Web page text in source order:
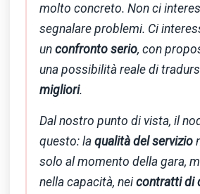
molto concreto. Non ci
segnalare problemi. Ci
un confronto serio, con
una possibilità reale di
migliori.
Dal nostro punto di vista, il
questo: la qualità del servizio
solo al momento della gara,
nella capacità, nei contratti di